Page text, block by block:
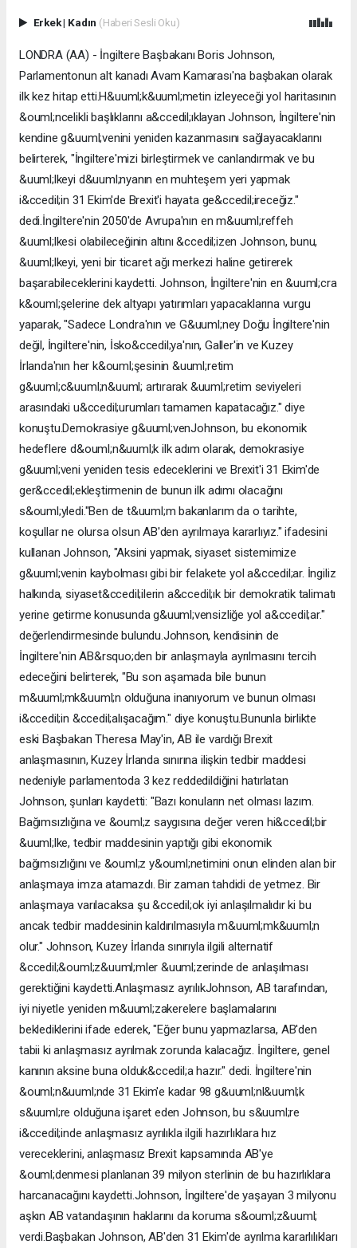
Erkek| Kadın (Haberi Sesli Oku)
LONDRA (AA) - İngiltere Başbakanı Boris Johnson,
Parlamentonun alt kanadı Avam Kamarası'na başbakan olarak
ilk kez hitap etti.H&uuml;k&uuml;metin izleyeceği yol haritasının
&ouml;ncelikli başlıklarını a&ccedil;ıklayan Johnson, İngiltere'nin
kendine g&uuml;venini yeniden kazanmasını sağlayacaklarını
belirterek, "İngiltere'mizi birleştirmek ve canlandırmak ve bu
&uuml;lkeyi d&uuml;nyanın en muhteşem yeri yapmak
i&ccedil;in 31 Ekim'de Brexit'i hayata ge&ccedil;ireceğiz."
dedi.İngiltere'nin 2050'de Avrupa'nın en m&uuml;reffeh
&uuml;lkesi olabileceğinin altını &ccedil;izen Johnson, bunu,
&uuml;lkeyi, yeni bir ticaret ağı merkezi haline getirerek
başarabileceklerini kaydetti. Johnson, İngiltere'nin en &uuml;cra
k&ouml;şelerine dek altyapı yatırımları yapacaklarına vurgu
yaparak, "Sadece Londra'nın ve G&uuml;ney Doğu İngiltere'nin
değil, İngiltere'nin, İsko&ccedil;ya'nın, Galler'in ve Kuzey
İrlanda'nın her k&ouml;şesinin &uuml;retim
g&uuml;c&uuml;n&uuml; artırarak &uuml;retim seviyeleri
arasındaki u&ccedil;urumları tamamen kapatacağız." diye
konuştu.Demokrasiye g&uuml;venJohnson, bu ekonomik
hedeflere d&ouml;n&uuml;k ilk adım olarak, demokrasiye
g&uuml;veni yeniden tesis edeceklerini ve Brexit'i 31 Ekim'de
ger&ccedil;ekleştirmenin de bunun ilk adımı olacağını
s&ouml;yledi."Ben de t&uuml;m bakanlarım da o tarihte,
koşullar ne olursa olsun AB'den ayrılmaya kararlıyız." ifadesini
kullanan Johnson, "Aksini yapmak, siyaset sistemimize
g&uuml;venin kaybolması gibi bir felakete yol a&ccedil;ar. İngiliz
halkında, siyaset&ccedil;ilerin a&ccedil;ık bir demokratik talimatı
yerine getirme konusunda g&uuml;vensizliğe yol a&ccedil;ar."
değerlendirmesinde bulundu.Johnson, kendisinin de
İngiltere'nin AB&rsquo;den bir anlaşmayla ayrılmasını tercih
edeceğini belirterek, "Bu son aşamada bile bunun
m&uuml;mk&uuml;n olduğuna inanıyorum ve bunun olması
i&ccedil;in &ccedil;alışacağım." diye konuştu.Bununla birlikte
eski Başbakan Theresa May'in, AB ile vardığı Brexit
anlaşmasının, Kuzey İrlanda sınırına ilişkin tedbir maddesi
nedeniyle parlamentoda 3 kez reddedildiğini hatırlatan
Johnson, şunları kaydetti: "Bazı konuların net olması lazım.
Bağımsızlığına ve &ouml;z saygısına değer veren hi&ccedil;bir
&uuml;lke, tedbir maddesinin yaptığı gibi ekonomik
bağımsızlığını ve &ouml;z y&ouml;netimini onun elinden alan bir
anlaşmaya imza atamazdı. Bir zaman tahdidi de yetmez. Bir
anlaşmaya varılacaksa şu &ccedil;ok iyi anlaşılmalıdır ki bu
ancak tedbir maddesinin kaldırılmasıyla m&uuml;mk&uuml;n
olur." Johnson, Kuzey İrlanda sınırıyla ilgili alternatif
&ccedil;&ouml;z&uuml;mler &uuml;zerinde de anlaşılması
gerektiğini kaydetti.Anlaşmasız ayrılıkJohnson, AB tarafından,
iyi niyetle yeniden m&uuml;zakerelere başlamalarını
beklediklerini ifade ederek, "Eğer bunu yapmazlarsa, AB'den
tabii ki anlaşmasız ayrılmak zorunda kalacağız. İngiltere, genel
kanının aksine buna olduk&ccedil;a hazır." dedi. İngiltere'nin
&ouml;n&uuml;nde 31 Ekim'e kadar 98 g&uuml;nl&uuml;k
s&uuml;re olduğuna işaret eden Johnson, bu s&uuml;re
i&ccedil;inde anlaşmasız ayrılıkla ilgili hazırlıklara hız
vereceklerini, anlaşmasız Brexit kapsamında AB'ye
&ouml;denmesi planlanan 39 milyon sterlinin de bu hazırlıklara
harcanacağını kaydetti.Johnson, İngiltere'de yaşayan 3 milyonu
aşkın AB vatandaşının haklarını da koruma s&ouml;z&uuml;
verdi.Başbakan Johnson, AB'den 31 Ekim'de ayrılma kararlılıkları